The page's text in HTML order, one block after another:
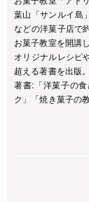
葉山「サンルイ島
などの洋菓子店で
お菓子教室を開講
オリジナルレシピ
超える著書を出版
著書:「洋菓子の
ク」「焼き菓子の